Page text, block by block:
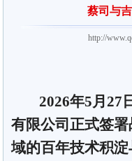
蔡司与
http://
2026年5月27日
有限公司正式签
域的百年技术积